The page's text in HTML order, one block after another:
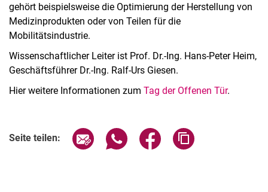
gehört beispielsweise die Optimierung der Herstellung von
Medizinprodukten oder von Teilen für die
Mobilitätsindustrie.
Wissenschaftlicher Leiter ist Prof. Dr.-Ing. Hans-Peter Heim,
Geschäftsführer Dr.-Ing. Ralf-Urs Giesen.
Hier weitere Informationen zum Tag der Offenen Tür.
Seite teilen: Seite über E-Mail teilen
Seite über WhatsApp teilen
Seite über Facebook